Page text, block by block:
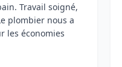
Travail soigné,
plombier nous a
les économies